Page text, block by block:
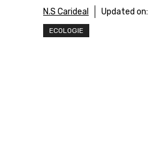
N.S Carideal Updated on:
ECOLOGIE